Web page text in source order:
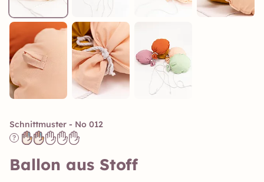
Schnittmuster - No 012
?
Ballon aus Stoff